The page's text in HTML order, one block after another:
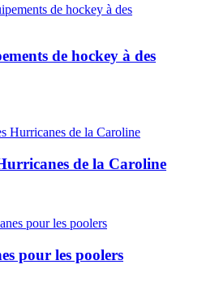
de hockey à des
de la Caroline
pour les poolers